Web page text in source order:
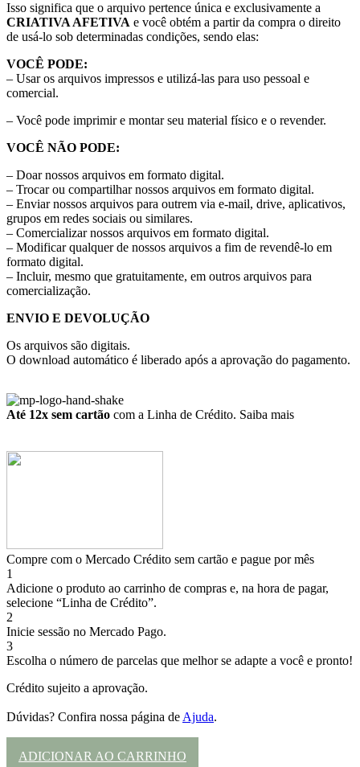
Isso significa que o arquivo pertence única e exclusivamente a
CRIATIVA AFETIVA e você obtém a partir da compra o direito
de usá-lo sob determinadas condições, sendo elas:
VOCÊ PODE:
– Usar os arquivos impressos e utilizá-las para uso pessoal e
comercial.
– Você pode imprimir e montar seu material físico e o revender.
VOCÊ NÃO PODE:
– Doar nossos arquivos em formato digital.
– Trocar ou compartilhar nossos arquivos em formato digital.
– Enviar nossos arquivos para outrem via e-mail, drive, aplicativos,
grupos em redes sociais ou similares.
– Comercializar nossos arquivos em formato digital.
– Modificar qualquer de nossos arquivos a fim de revendê-lo em
formato digital.
– Incluir, mesmo que gratuitamente, em outros arquivos para
comercialização.
ENVIO E DEVOLUÇÃO
Os arquivos são digitais.
O download automático é liberado após a aprovação do pagamento.
Até 12x sem cartão com a Linha de Crédito. Saiba mais
Compre com o Mercado Crédito sem cartão e pague por mês
1
Adicione o produto ao carrinho de compras e, na hora de pagar,
selecione “Linha de Crédito”.
2
Inicie sessão no Mercado Pago.
3
Escolha o número de parcelas que melhor se adapte a você e pronto!
Crédito sujeito a aprovação.
Dúvidas? Confira nossa página de Ajuda.
ADICIONAR AO CARRINHO